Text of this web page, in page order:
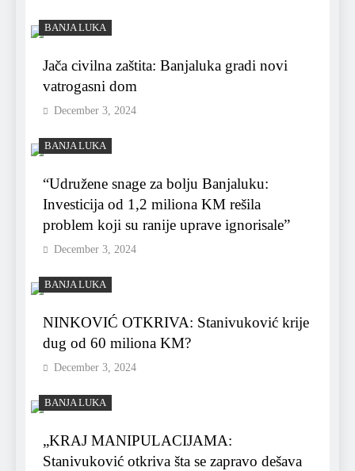
BANJA LUKA
Jača civilna zaštita: Banjaluka gradi novi
vatrogasni dom
December 3, 2024
BANJA LUKA
“Udružene snage za bolju Banjaluku:
Investicija od 1,2 miliona KM rešila
problem koji su ranije uprave ignorisale”
December 3, 2024
BANJA LUKA
NINKOVIĆ OTKRIVA: Stanivuković krije
dug od 60 miliona KM?
December 3, 2024
BANJA LUKA
„KRAJ MANIPULACIJAMA:
Stanivuković otkriva šta se zapravo dešava